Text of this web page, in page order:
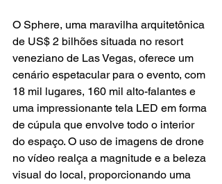
O Sphere, uma maravilha arquitetônica
de US$ 2 bilhões situada no resort
veneziano de Las Vegas, oferece um
cenário espetacular para o evento, com
18 mil lugares, 160 mil alto-falantes e
uma impressionante tela LED em forma
de cúpula que envolve todo o interior
do espaço. O uso de imagens de drone
no vídeo realça a magnitude e a beleza
visual do local, proporcionando uma